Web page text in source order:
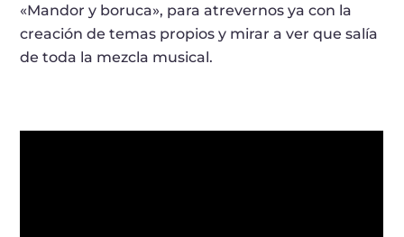
«Mandor y boruca», para atrevernos ya con la
creación de temas propios y mirar a ver que salía
de toda la mezcla musical.